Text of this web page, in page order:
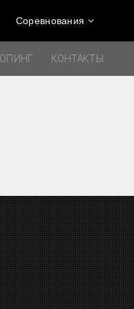
Соревнования
КОНТАКТЫ